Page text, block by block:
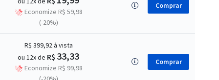
Economize R$ 59,98
(-20%)
Comprar
R$ 399,92à vista
ou 12x de R$ 33,33
Economize R$ 99,98
Comprar